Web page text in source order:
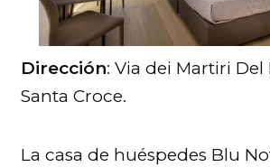
Dirección: Via dei Martiri Del
Santa Croce.
La casa de huéspedes Blu